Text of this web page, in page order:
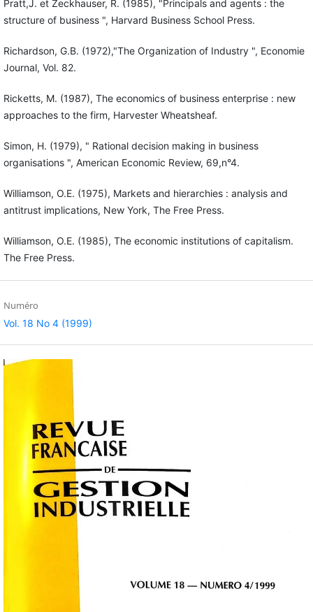
Pratt,J. et Zeckhauser, R. (1985), "Principals and agents : the
structure of business ", Harvard Business School Press.
Richardson, G.B. (1972),"The Organization of Industry ", Economie
Journal, Vol. 82.
Ricketts, M. (1987), The economics of business enterprise : new
approaches to the firm, Harvester Wheatsheaf.
Simon, H. (1979), " Rational decision making in business
organisations ", American Economic Review, 69,n°4.
Williamson, O.E. (1975), Markets and hierarchies : analysis and
antitrust implications, New York, The Free Press.
Williamson, O.E. (1985), The economic institutions of capitalism.
The Free Press.
Numéro
Vol. 18 No 4 (1999)